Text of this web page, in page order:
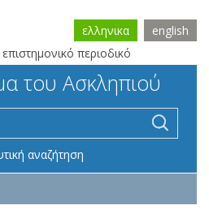
επιστημονικό περιοδικό
ελληνικα english
του Ασκληπιού
αναζήτηση